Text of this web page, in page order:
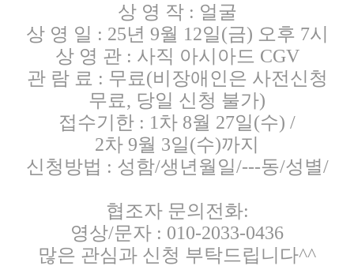
상 영 작 : 얼굴
상 영 일 : 25년 9월 12일(금) 오후 7시
상 영 관 : 사직 아시아드 CGV
관 람 료 : 무료(비장애인은 사전신청
무료, 당일 신청 불가)
접수기한 : 1 차 8월 27일(수) /
2차 9월 3일(수)까지
신청방법 : 성함/생년월일/---동/성별/
협조자 문의전화:
영상/문자 : 010-2033-0436
많은 관심과 신청 부탁드립니다^^